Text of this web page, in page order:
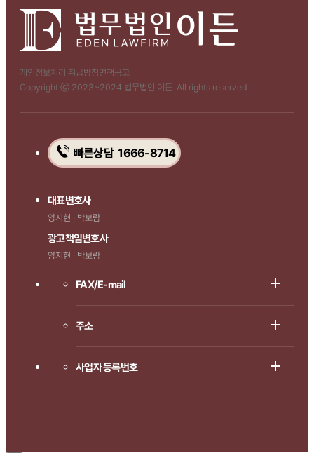
개인정보처리 취급방침면책공고
Copyright ⓒ 2023~2024 법무법인 이든. All rights reserved.
빠른상담 1666-8714
대표변호사
양지현 · 박보람
광고책임변호사
양지현 · 박보람
FAX/E-mail
주소
사업자 등록번호